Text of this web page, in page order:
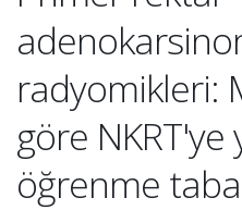
radyomikleri:
göre NKRT'ye
öğrenme